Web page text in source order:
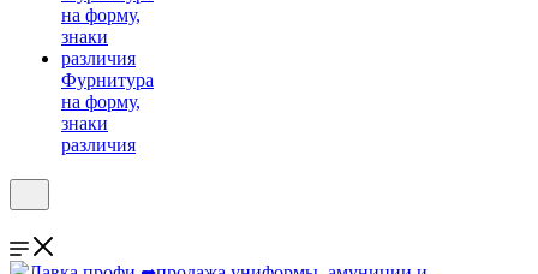
Фурнитура
на форму,
знаки
различия